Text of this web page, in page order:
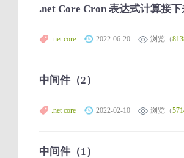
.net Core Cron 表达式计算接
.net core 2022-06-20 浏览（
中间件（2）
.net core 2022-02-10 浏览（
中间件（1）